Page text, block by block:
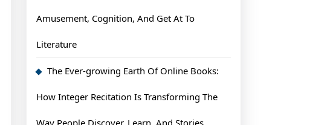
Amusement, Cognition, And Get At To
Literature
The Ever-growing Earth Of Online Books:
How Integer Recitation Is Transforming The